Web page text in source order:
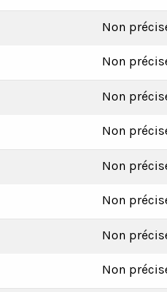
Non
Non
Non
Non
Non
Non
Non
Non